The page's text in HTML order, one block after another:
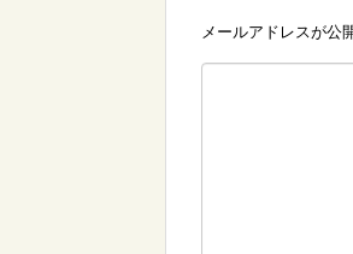
メールアドレスが公